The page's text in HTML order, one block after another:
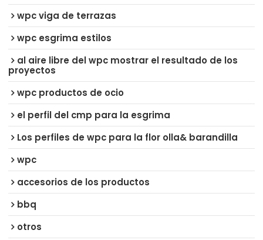
wpc viga de terrazas
wpc esgrima estilos
al aire libre del wpc mostrar el resultado de los
proyectos
wpc productos de ocio
el perfil del cmp para la esgrima
Los perfiles de wpc para la flor olla& barandilla
wpc
accesorios de los productos
bbq
otros